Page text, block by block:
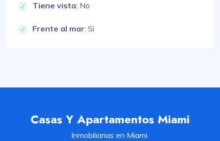
Tiene vista: No
Frente al mar: Si
Casas Y Apartamentos Miami
Inmobiliarias en Miami.